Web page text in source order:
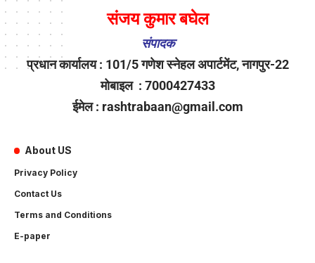
संजय कुमार बघेल
संपादक
प्रधान कार्यालय : 101/5 गणेश स्नेहल अपार्टमेंट, नागपुर-22
मोबाइल : 7000427433
ईमेल : rashtrabaan@gmail.com
About US
Privacy Policy
Contact Us
Terms and Conditions
E-paper